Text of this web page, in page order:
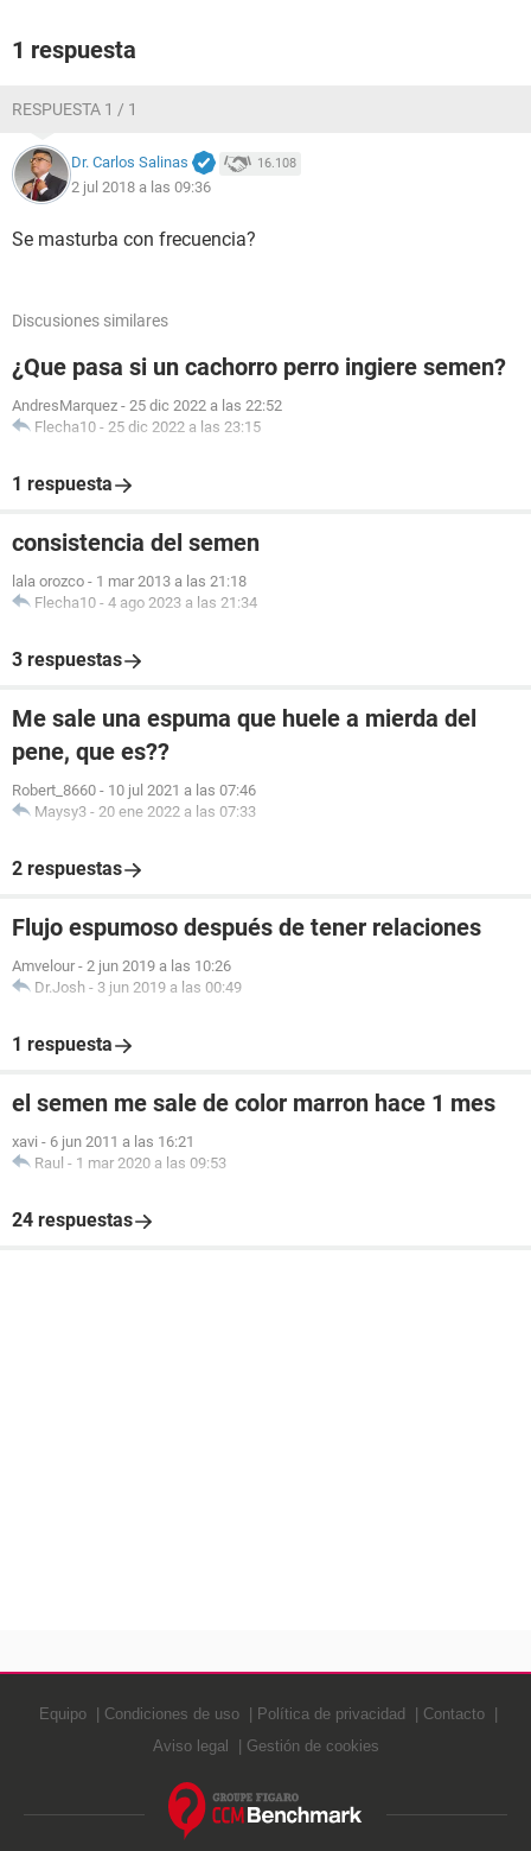
1 respuesta
RESPUESTA 1 / 1
Dr. Carlos Salinas 16.108
2 jul 2018 a las 09:36
Se masturba con frecuencia?
Discusiones similares
¿Que pasa si un cachorro perro ingiere semen?
AndresMarquez - 25 dic 2022 a las 22:52
Flecha10 - 25 dic 2022 a las 23:15
1 respuesta
consistencia del semen
lala orozco - 1 mar 2013 a las 21:18
Flecha10 - 4 ago 2023 a las 21:34
3 respuestas
Me sale una espuma que huele a mierda del
pene, que es??
Robert_8660 - 10 jul 2021 a las 07:46
Maysy3 - 20 ene 2022 a las 07:33
2 respuestas
Flujo espumoso después de tener relaciones
Amvelour - 2 jun 2019 a las 10:26
Dr.Josh - 3 jun 2019 a las 00:49
1 respuesta
el semen me sale de color marron hace 1 mes
xavi - 6 jun 2011 a las 16:21
Raul - 1 mar 2020 a las 09:53
24 respuestas
Equipo Condiciones de uso Política de privacidad
Contacto
Aviso legal
Gestión de cookies